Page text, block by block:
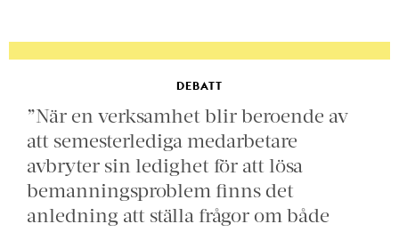
DEBATT
”När en verksamhet blir beroende av
att semesterlediga medarbetare
avbryter sin ledighet för att lösa
bemanningsproblem finns det
anledning att ställa frågor om både